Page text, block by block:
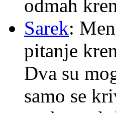
odmah
Sarek:
pitanje
Dva su
samo se